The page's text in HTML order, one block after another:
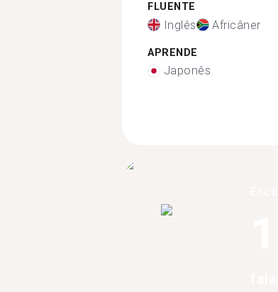
FLUENTE
Inglês Africâner
APRENDE
Japonês